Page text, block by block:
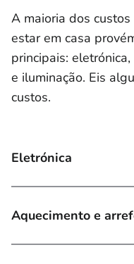
A maioria dos
estar em casa
principais:
e iluminação. Eis
custos.
Eletrónica
Aquecimento e